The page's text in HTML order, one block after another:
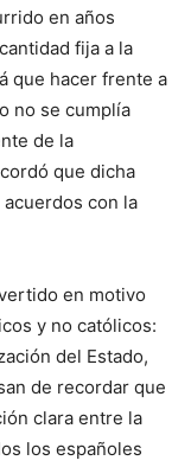
en años
fija a la
que hacer frente a
no se cumplía
de la
que dicha
con la
en motivo
y no católicos:
del Estado,
de recordar que
clara entre la
los españoles